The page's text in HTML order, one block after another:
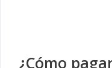
¿Cómo